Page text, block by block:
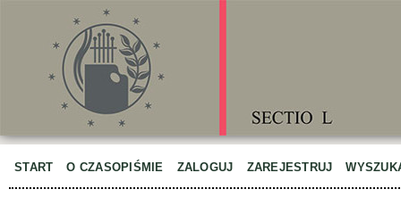
START O CZASOPIŚMIE ZALOGUJ ZAREJESTRUJ